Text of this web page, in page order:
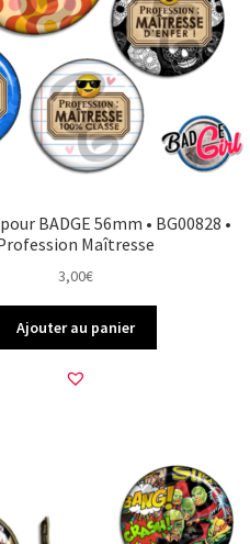
BADGE 56mm • BG00828 •
Maîtresse
3,00€
Ajouter au panier